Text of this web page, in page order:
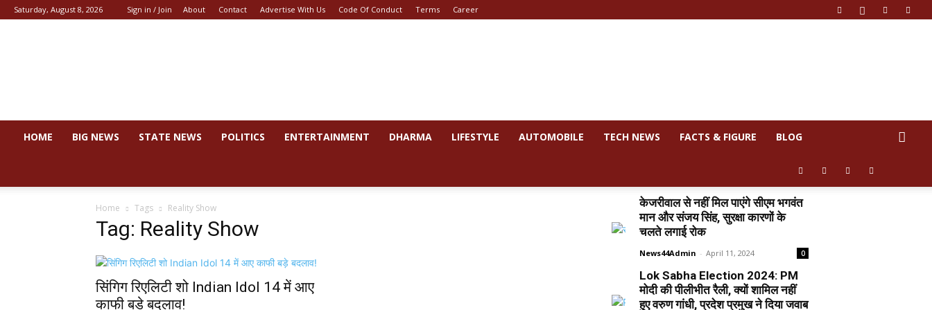
Saturday, August 8, 2026 Sign in / Join About Contact Advertise With Us Code Of Conduct Terms Career
HOME BIG NEWS STATE NEWS POLITICS ENTERTAINMENT DHARMA LIFESTYLE AUTOMOBILE TECH NEWS FACTS & FIGURE BLOG
Home Tags Reality Show
Tag: Reality Show
सिंगिग रिएलिटी शो Indian Idol 14 में आए
काफी बड़े बदलाव!
केजरीवाल से नहीं मिल पाएंगे सीएम भगवंत
मान और संजय सिंह, सुरक्षा कारणों के
चलते लगाई रोक
News44Admin - April 11, 2024 0
Lok Sabha Election 2024: PM
मोदी की पीलीभीत रैली, क्यों शामिल नहीं
हुए वरुण गांधी, प्रदेश प्रमुख ने दिया जवाब